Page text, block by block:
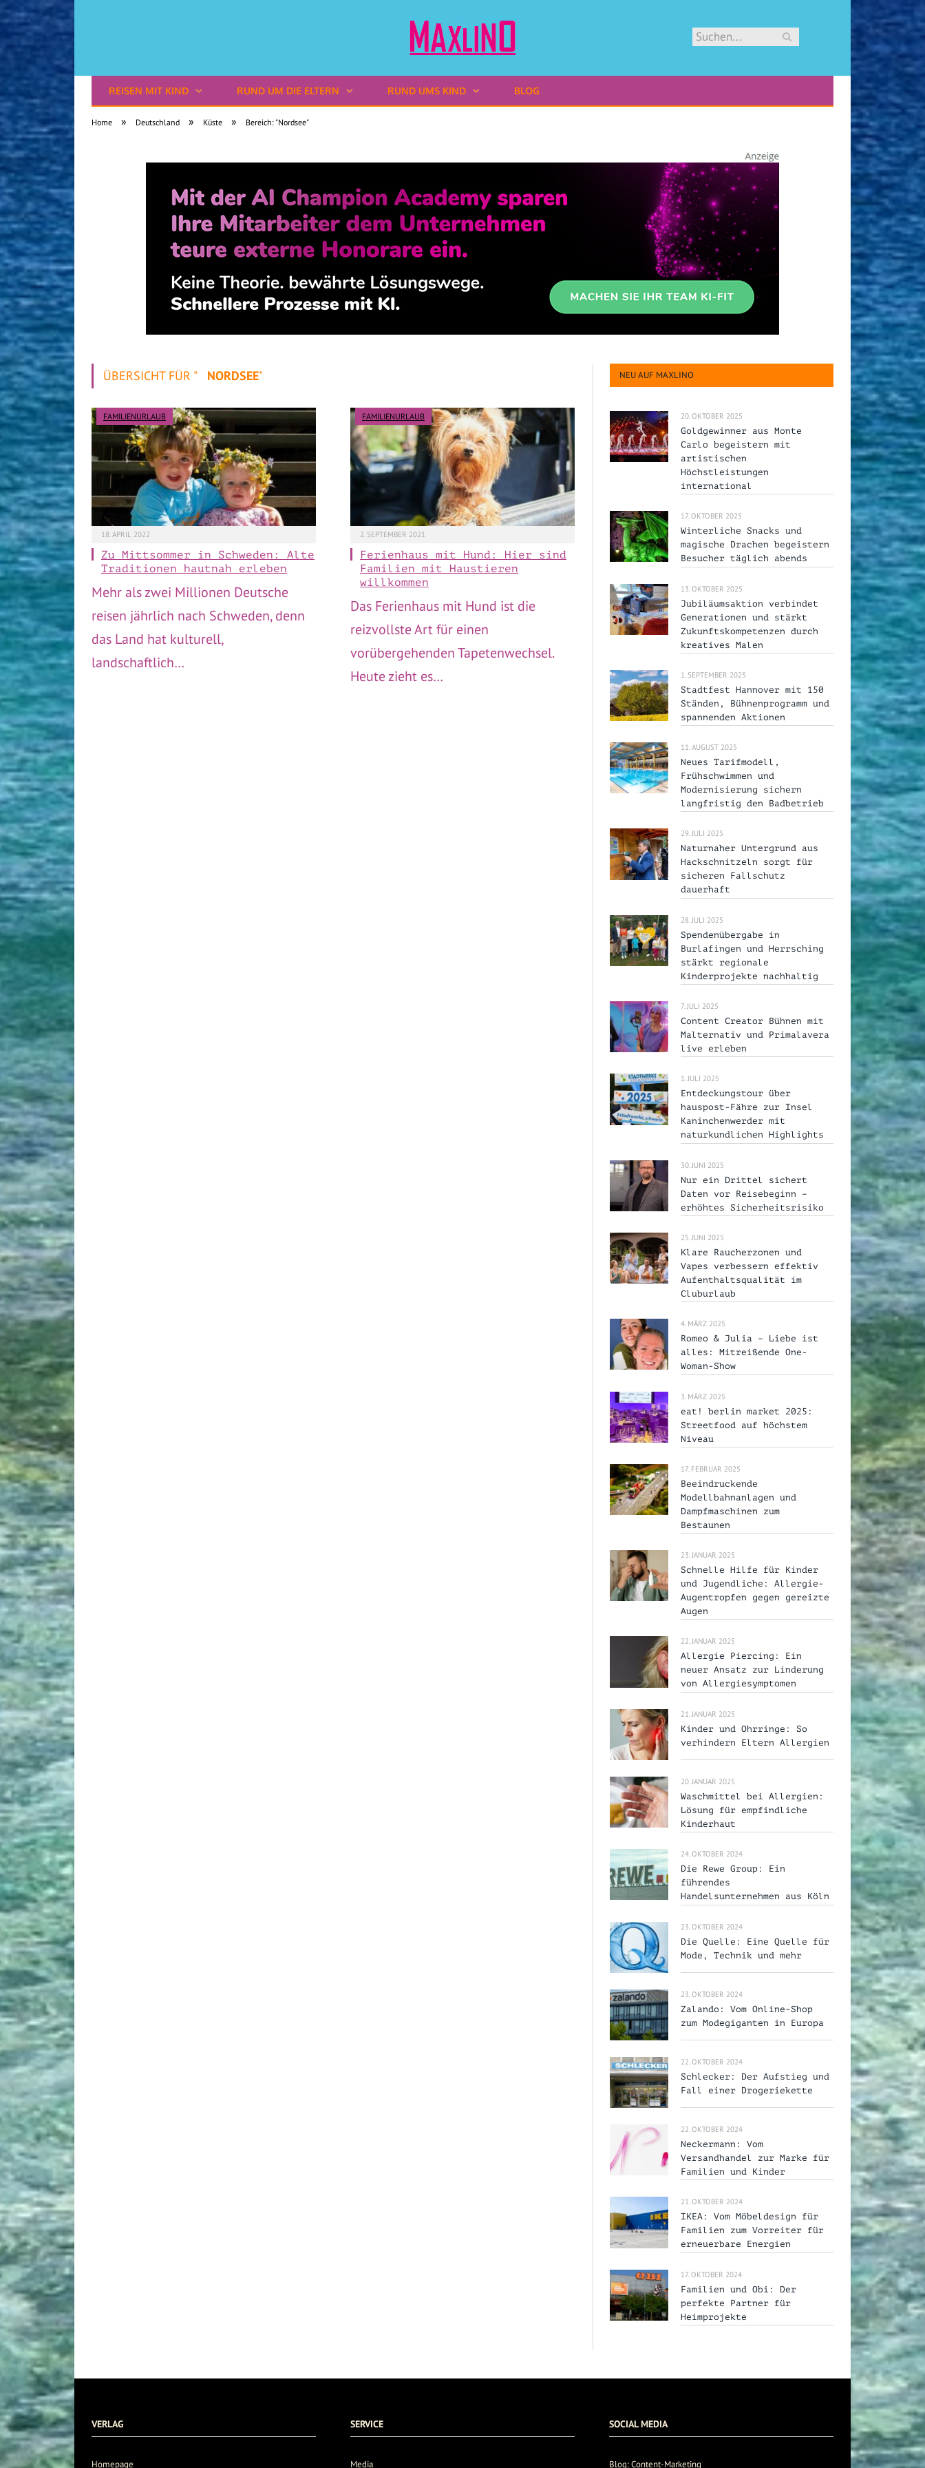
Reisen mit Kindern
REISEN MIT KIND RUND UM DIE ELTERN RUND UMS KIND BLOG
Home » Deutschland » Küste » Bereich: "Nordsee"
ÜBERSICHT FÜR " NORDSEE"
FAMILIENURLAUB
18. APRIL 2022
Zu Mittsommer in Schweden: Alte
Traditionen hautnah erleben
Mehr als zwei Millionen Deutsche
reisen jährlich nach Schweden, denn
das Land hat kulturell,
landschaftlich…
FAMILIENURLAUB
2. SEPTEMBER 2021
Ferienhaus mit Hund: Hier sind
Familien mit Haustieren
willkommen
Das Ferienhaus mit Hund ist die
reizvollste Art für einen
vorübergehenden Tapetenwechsel.
Heute zieht es…
NEU AUF MAXLINO
20. OKTOBER 2025
Goldgewinner aus Monte
Carlo begeistern mit
artistischen
Höchstleistungen
international
17. OKTOBER 2025
Winterliche Snacks und
magische Drachen begeistern
Besucher täglich abends
13. OKTOBER 2025
Jubiläumsaktion verbindet
Generationen und stärkt
Zukunftskompetenzen durch
kreatives Malen
1. SEPTEMBER 2025
Stadtfest Hannover mit 150
Ständen, Bühnenprogramm und
spannenden Aktionen
11. AUGUST 2025
Neues Tarifmodell,
Frühschwimmen und
Modernisierung sichern
langfristig den Badbetrieb
29. JULI 2025
Naturnaher Untergrund aus
Hackschnitzeln sorgt für
sicheren Fallschutz
dauerhaft
28. JULI 2025
Spendenübergabe in
Burlafingen und Herrsching
stärkt regionale
Kinderprojekte nachhaltig
7. JULI 2025
Content Creator Bühnen mit
Malternativ und Primalavera
live erleben
1. JULI 2025
Entdeckungstour über
hauspost-Fähre zur Insel
Kaninchenwerder mit
naturkundlichen Highlights
30. JUNI 2025
Nur ein Drittel sichert
Daten vor Reisebeginn –
erhöhtes Sicherheitsrisiko
25. JUNI 2025
Klare Raucherzonen und
Vapes verbessern effektiv
Aufenthaltsqualität im
Cluburlaub
4. MÄRZ 2025
Romeo & Julia – Liebe ist
alles: Mitreißende One-
Woman-Show
3. MÄRZ 2025
eat! berlin market 2025:
Streetfood auf höchstem
Niveau
17. FEBRUAR 2025
Beeindruckende
Modellbahnanlagen und
Dampfmaschinen zum
Bestaunen
23. JANUAR 2025
Schnelle Hilfe für Kinder
und Jugendliche: Allergie-
Augentropfen gegen gereizte
Augen
22. JANUAR 2025
Allergie Piercing: Ein
neuer Ansatz zur Linderung
von Allergiesymptomen
21. JANUAR 2025
Kinder und Ohrringe: So
verhindern Eltern Allergien
20. JANUAR 2025
Waschmittel bei Allergien:
Lösung für empfindliche
Kinderhaut
24. OKTOBER 2024
Die Rewe Group: Ein
führendes
Handelsunternehmen aus Köln
23. OKTOBER 2024
Die Quelle: Eine Quelle für
Mode, Technik und mehr
23. OKTOBER 2024
Zalando: Vom Online-Shop
zum Modegiganten in Europa
22. OKTOBER 2024
Schlecker: Der Aufstieg und
Fall einer Drogeriekette
22. OKTOBER 2024
Neckermann: Vom
Versandhandel zur Marke für
Familien und Kinder
21. OKTOBER 2024
IKEA: Vom Möbeldesign für
Familien zum Vorreiter für
erneuerbare Energien
17. OKTOBER 2024
Familien und Obi: Der
perfekte Partner für
Heimprojekte
VERLAG
Homepage
SERVICE
Media
SOCIAL MEDIA
Blog: Content-Marketing